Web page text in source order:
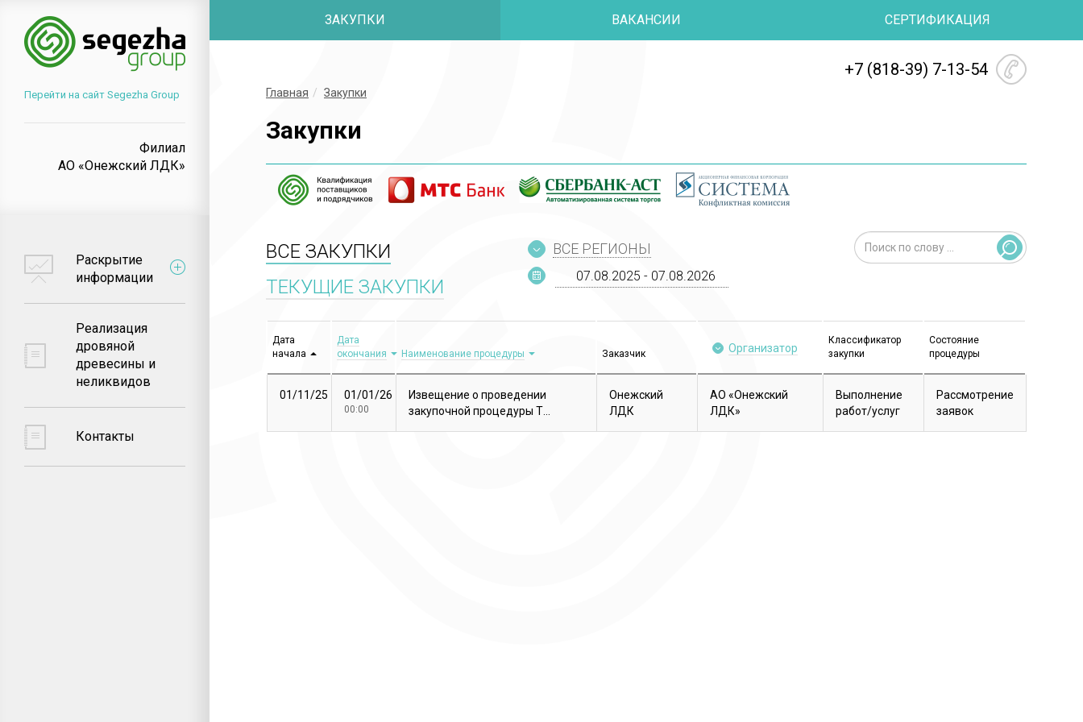
Перейти на сайт Segezha Group
Филиал
АО «Онежский ЛДК»
Раскрытие
информации
Реализация
дровяной
древесины и
неликвидов
Контакты
ЗАКУПКИ ВАКАНСИИ СЕРТИФИКАЦИЯ
+7 (818-39) 7-13-54
Главная Закупки
Закупки
ВСЕ ЗАКУПКИ
ТЕКУЩИЕ ЗАКУПКИ
ВСЕ РЕГИОНЫ
Дата
начала
Дата
окончания
Наименование процедуры Заказчик Организатор
Классификатор
закупки
Состояние
процедуры
01/11/25 01/01/26
00:00
Извещение о проведении
закупочной процедуры Т...
Онежский
ЛДК
АО «Онежский
ЛДК»
Выполнение
работ/услуг
Рассмотрение
заявок